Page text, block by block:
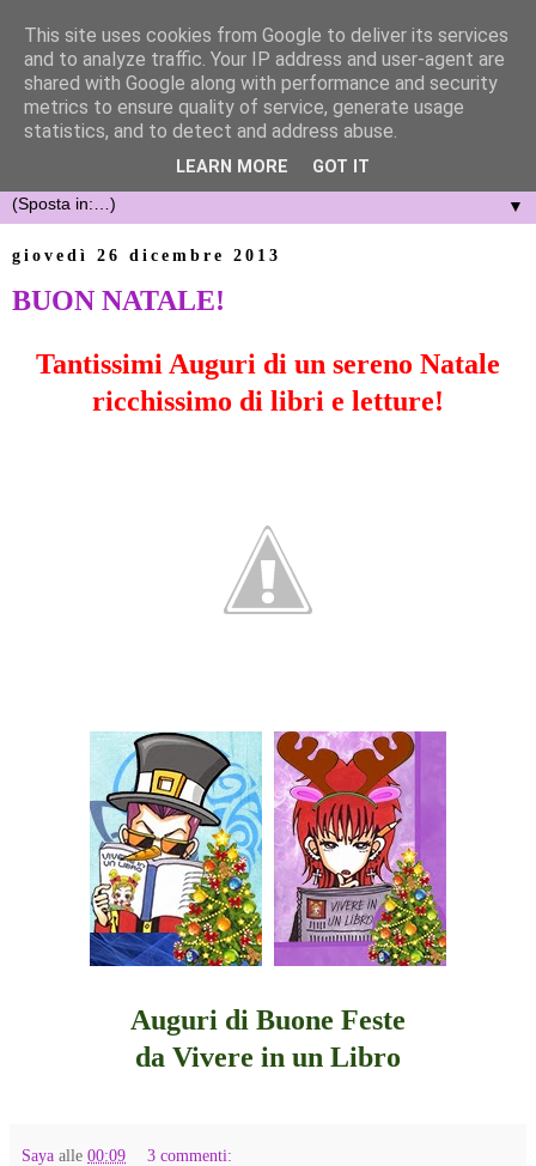
▼
giovedì 26 dicembre 2013
BUON NATALE!
Tantissimi Auguri di un sereno Natale
ricchissimo di libri e letture!
Auguri di Buone Feste
da Vivere in un Libro
Saya alle 00:09 3 commenti:
This site uses cookies from Google to deliver its services
and to analyze traffic. Your IP address and user-agent are
shared with Google along with performance and security
metrics to ensure quality of service, generate usage
statistics, and to detect and address abuse.
LEARN MORE GOT IT